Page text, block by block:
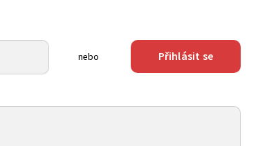
nebo Přihlásit se